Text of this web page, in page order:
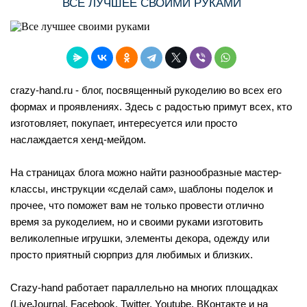
ВСЕ ЛУЧШЕЕ СВОИМИ РУКАМИ
crazy-hand.ru - блог, посвященный рукоделию во всех его
формах и проявлениях. Здесь с радостью примут всех, кто
изготовляет, покупает, интересуется или просто
наслаждается хенд-мейдом.
На страницах блога можно найти разнообразные мастер-
классы, инструкции «сделай сам», шаблоны поделок и
прочее, что поможет вам не только провести отлично
время за рукоделием, но и своими руками изготовить
великолепные игрушки, элементы декора, одежду или
просто приятный сюрприз для любимых и близких.
Crazy-hand работает параллельно на многих площадках
(LiveJournal, Facebook, Twitter, Youtube, ВКонтакте и на